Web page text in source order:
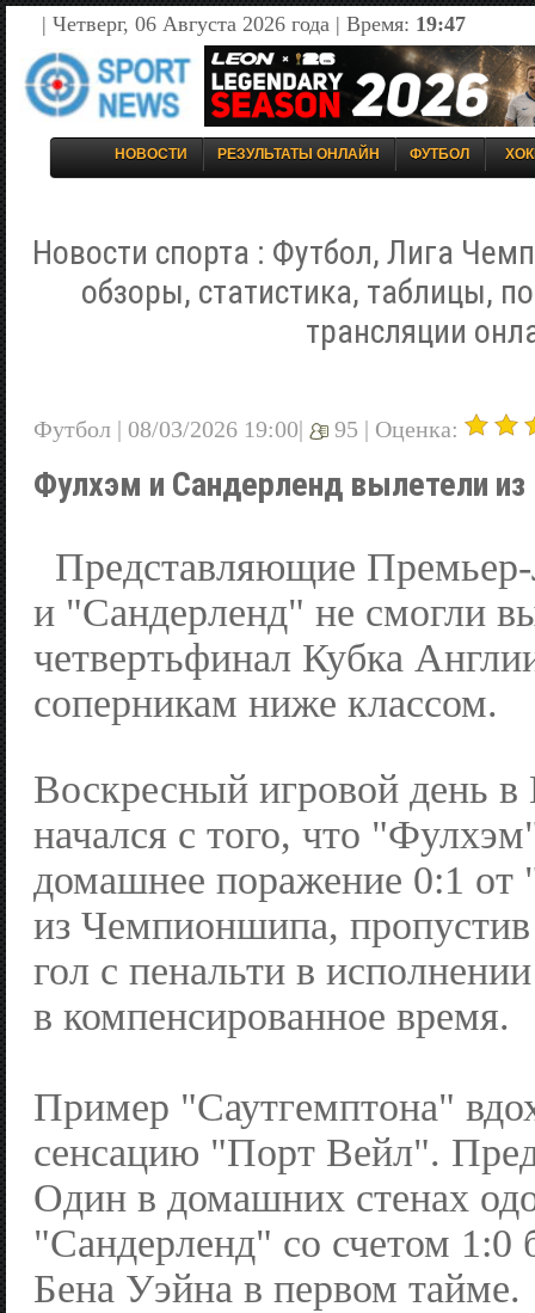
| Четверг, 06 Августа 2026 года | Время: 19:47
НОВОСТИ РЕЗУЛЬТАТЫ ОНЛАЙН ФУТБОЛ
Новости спорта : Футбол, Лига
обзоры, статистика, таблицы,
трансляции
Футбол | 08/03/2026 19:00| 95 | Оценка:
Фулхэм и Сандерленд вылетели из
Представляющие
и "Сандерленд" не смогли
четвертьфинал Кубка
соперникам ниже классом.
Воскресный игровой день
начался с того, что
домашнее поражение 0:1 от
из Чемпионшипа,
гол с пенальти в
в компенсированное время.
Пример "Саутгемптона"
сенсацию "Порт Вейл".
Один в домашних стенах
"Сандерленд" со счетом 1:0
Бена Уэйна в первом тайме.